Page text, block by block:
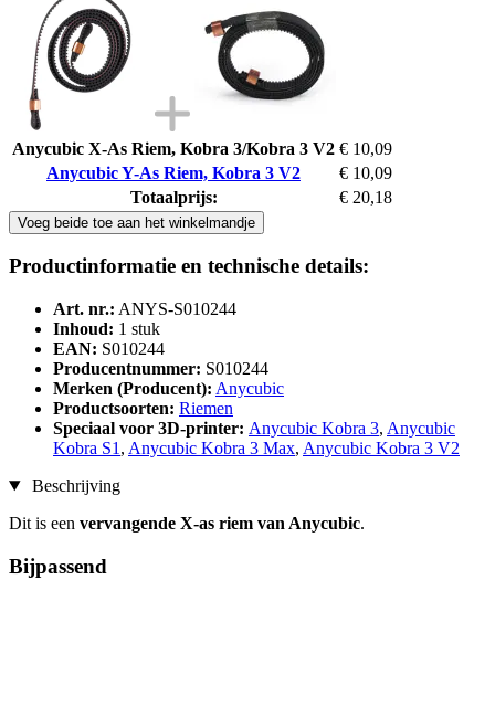
Anycubic X-As Riem, Kobra 3/Kobra 3 V2 € 10,09
Anycubic Y-As Riem, Kobra 3 V2
€ 10,09
Totaalprijs:
€ 20,18
Voeg beide toe aan het winkelmandje
Productinformatie en technische details:
Art. nr.: ANYS-S010244
Inhoud: 1 stuk
EAN: S010244
Producentnummer: S010244
Merken (Producent): Anycubic
Productsoorten: Riemen
Speciaal voor 3D-printer: Anycubic Kobra 3, Anycubic
Kobra S1 , Anycubic Kobra 3 Max, Anycubic Kobra 3 V2
Beschrijving
Dit is een vervangende X-as riem van Anycubic.
Bijpassend